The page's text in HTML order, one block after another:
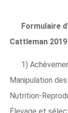
Formulaire
Cattleman 2019
1)
Manipulation
Nutrition-